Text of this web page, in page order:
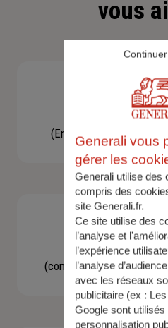
vous
Besoin d'une
(En cas d'accident, bris
Demande
(concernant une
Generali vous
gérer les
Generali utilise des
compris des
site Generali.fr.
Ce site utilise des
l’analyse et
l’expérience
l’analyse
avec les réseaux
publicitaire (ex :
Google sont utilisés
personnalisation